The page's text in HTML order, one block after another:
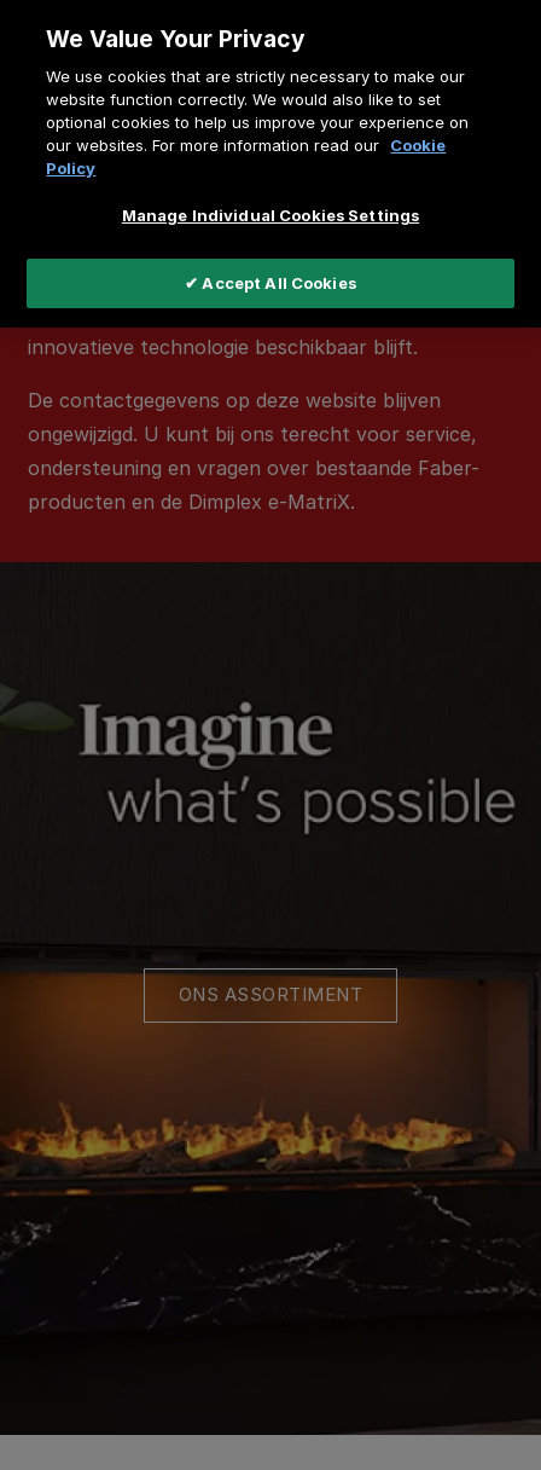
artikel
Belangrijke mededeling
Het merkFaber is beëindigd. Hierdoor worden
deze niet meer leverbaar.
Faber e-MatriX wordt voortgezet onder het
merkDimplexals deDimplex e-MatriX, zodat deze
innovatieve technologie beschikbaar blijft.
De contactgegevens op deze website blijven
ongewijzigd. U kunt bij ons terecht voor service,
ondersteuning en vragen over bestaande Faber-
producten en de Dimplex e-MatriX.
ONS ASSORTIMENT
We Value Your Privacy
We use cookies that are strictly necessary to make our
website function correctly. We would also like to set
optional cookies to help us improve your experience on
our websites. For more information read our
Cookie
Policy
Manage Individual Cookies Settings
✔ Accept All Cookies